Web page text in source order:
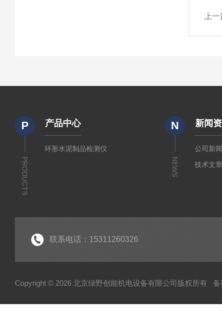
上
P
PRODUCTS
产品中心
环形水泥制品检测仪
N
NEWS
新闻
公司新
技术文
联系电话：15311260326
Copyright © 2026 北京绿野创能机电设备有限公司版权所有 备